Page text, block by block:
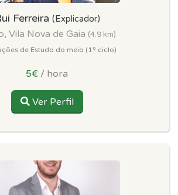
Ferreira (Explicador)
Vila Nova de Gaia (4.9 km)
de Estudo do meio (1º ciclo)
5€ / hora
Ver Perfil